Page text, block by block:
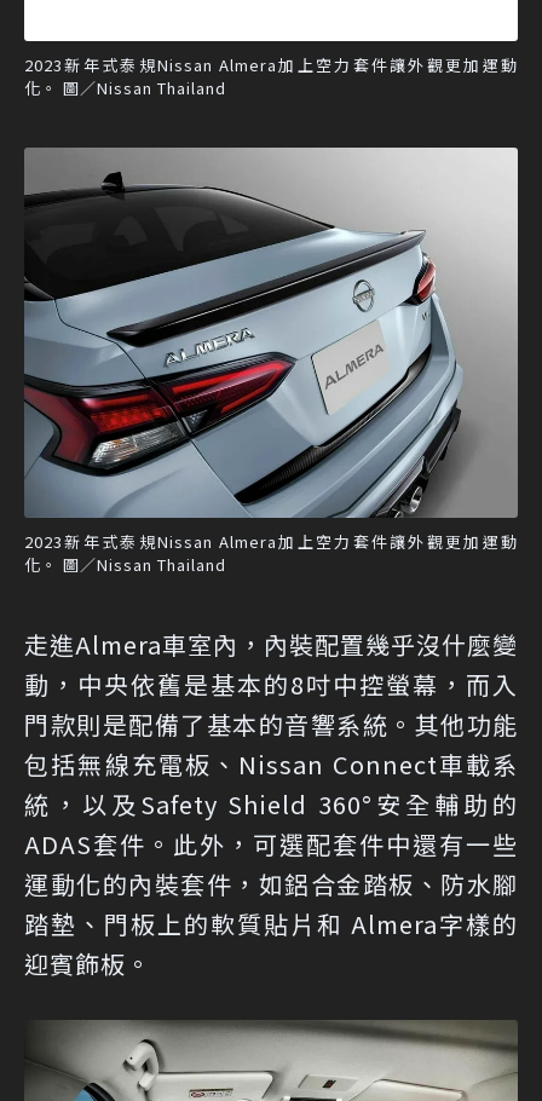
2023新年式泰規Nissan Almera加上空力套件讓外觀更加運動
化。 圖／Nissan Thailand
2023新年式泰規Nissan Almera加上空力套件讓外觀更加運動
化。 圖／Nissan Thailand
走進Almera車室內，內裝配置幾乎沒什麼變
動，中央依舊是基本的8吋中控螢幕，而入
門款則是配備了基本的音響系統。其他功能
包括無線充電板、Nissan Connect車載系
統，以及Safety Shield 360°安全輔助的
ADAS套件。此外，可選配套件中還有一些
運動化的內裝套件，如鋁合金踏板、防水腳
踏墊、門板上的軟質貼片和 Almera字樣的
迎賓飾板。